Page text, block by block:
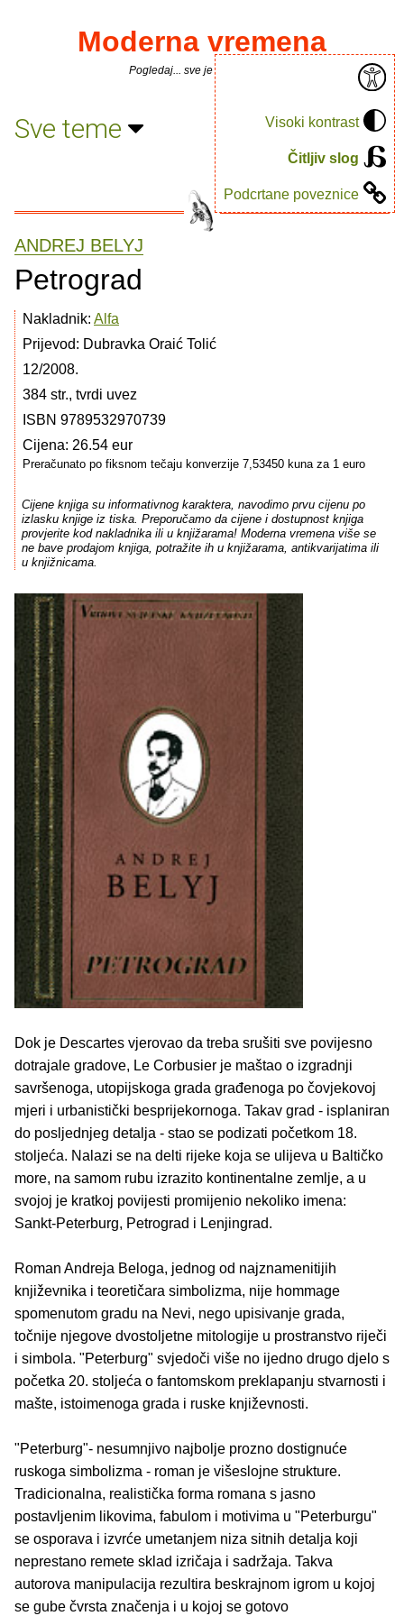
Visoki kontrast
Čitljiv slog
Podcrtane poveznice
Moderna vremena
Pogledaj... sve je puno knjiga.
Sve teme
ANDREJ BELYJ
Petrograd
Nakladnik: Alfa
Prijevod: Dubravka Oraić Tolić
12/2008.
384 str., tvrdi uvez
ISBN 9789532970739
Cijena: 26.54 eur
Preračunato po fiksnom tečaju konverzije 7,53450 kuna za 1 euro
Cijene knjiga su informativnog karaktera, navodimo prvu cijenu po
izlasku knjige iz tiska. Preporučamo da cijene i dostupnost knjiga
provjerite kod nakladnika ili u knjižarama! Moderna vremena više se
ne bave prodajom knjiga, potražite ih u knjižarama, antikvarijatima ili
u knjižnicama.
Dok je Descartes vjerovao da treba srušiti sve povijesno
dotrajale gradove, Le Corbusier je maštao o izgradnji
savršenoga, utopijskoga grada građenoga po čovjekovoj
mjeri i urbanistički besprijekornoga. Takav grad - isplaniran
do posljednjeg detalja - stao se podizati početkom 18.
stoljeća. Nalazi se na delti rijeke koja se ulijeva u Baltičko
more, na samom rubu izrazito kontinentalne zemlje, a u
svojoj je kratkoj povijesti promijenio nekoliko imena:
Sankt-Peterburg, Petrograd i Lenjingrad.
Roman Andreja Beloga, jednog od najznamenitijih
književnika i teoretičara simbolizma, nije hommage
spomenutom gradu na Nevi, nego upisivanje grada,
točnije njegove dvostoljetne mitologije u prostranstvo riječi
i simbola. "Peterburg" svjedoči više no ijedno drugo djelo s
početka 20. stoljeća o fantomskom preklapanju stvarnosti i
mašte, istoimenoga grada i ruske književnosti.
"Peterburg"- nesumnjivo najbolje prozno dostignuće
ruskoga simbolizma - roman je višeslojne strukture.
Tradicionalna, realistička forma romana s jasno
postavljenim likovima, fabulom i motivima u "Peterburgu"
se osporava i izvrće umetanjem niza sitnih detalja koji
neprestano remete sklad izričaja i sadržaja. Takva
autorova manipulacija rezultira beskrajnom igrom u kojoj
se gube čvrsta značenja i u kojoj se gotovo